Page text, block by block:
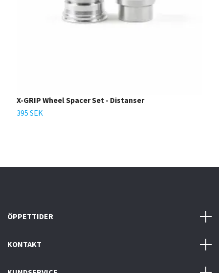
X-GRIP Wheel Spacer Set - Distanser
395 SEK
ÖPPETTIDER
KONTAKT